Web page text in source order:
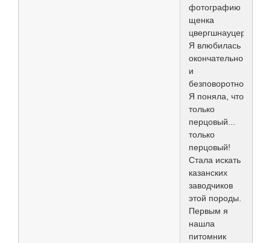
фотографию
щенка
цвергшнауцера...
Я влюбилась
окончательно
и
безповоротно...
Я поняла, что
только
перцовый...
только
перцовый!
Стала искать
казанских
заводчиков
этой породы.
Первым я
нашла
питомник